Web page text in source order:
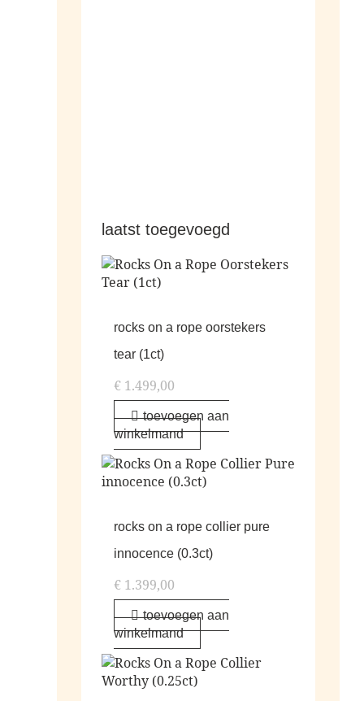
laatst toegevoegd
rocks on a rope oorstekers
tear (1ct)
€ 1.499,00
toevoegen aan
winkelmand
rocks on a rope collier pure
innocence (0.3ct)
€ 1.399,00
toevoegen aan
winkelmand